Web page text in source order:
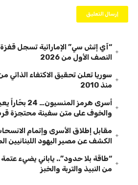
“آي إتش سي” الإماراتية تسجل قفزة
النصف الأول من 2026
سوريا تعلن تحقيق الاكتفاء الذاتي
منذ 2010
أسرى هرمز
والخوف على متن سفينة محتجزة
مقابل إطلاق الأسرى وإتمام
الكشف عن مصير اليهود اللبنانيين
“طاقة بلا حدود”.. ياباني يضيء عتمة
من النبيذ والتربة والخبز